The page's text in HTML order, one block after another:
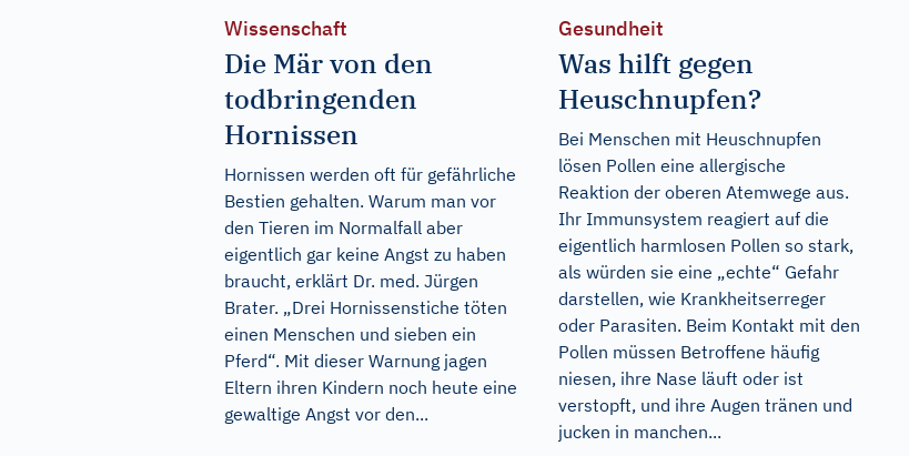
Wissenschaft
Die Mär von den
todbringenden
Hornissen
Hornissen werden oft für gefährliche
Bestien gehalten. Warum man vor
den Tieren im Normalfall aber
eigentlich gar keine Angst zu haben
braucht, erklärt Dr. med. Jürgen
Brater. „Drei Hornissenstiche töten
einen Menschen und sieben ein
Pferd“. Mit dieser Warnung jagen
Eltern ihren Kindern noch heute eine
gewaltige Angst vor den...
Gesundheit
Was hilft gegen
Heuschnupfen?
Bei Menschen mit Heuschnupfen
lösen Pollen eine allergische
Reaktion der oberen Atemwege aus.
Ihr Immunsystem reagiert auf die
eigentlich harmlosen Pollen so stark,
als würden sie eine „echte“ Gefahr
darstellen, wie Krankheitserreger
oder Parasiten. Beim Kontakt mit den
Pollen müssen Betroffene häufig
niesen, ihre Nase läuft oder ist
verstopft, und ihre Augen tränen und
jucken in manchen...